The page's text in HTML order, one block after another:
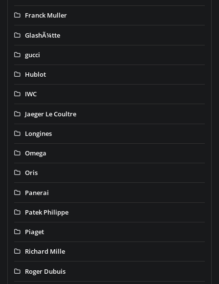
Franck Muller
GlashÃ¼tte
gucci
Hublot
IWC
Jaeger Le Coultre
Longines
Omega
Oris
Panerai
Patek Philippe
Piaget
Richard Mille
Roger Dubuis